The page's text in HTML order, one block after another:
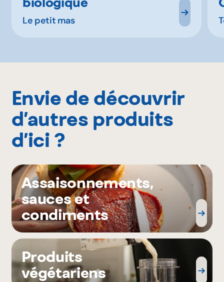
Le petit mas
Envie de découvrir
d’autres produits
d’ici ?
Assaisonnements,
sauces et
condiments
Produits
végétariens